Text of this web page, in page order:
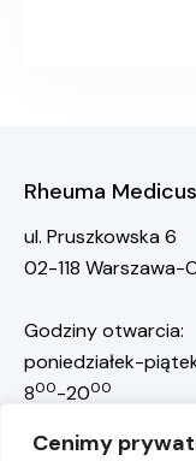
Cenimy
Rheuma Medicus
ul. Pruszkowska 6
02-118 Warszawa-
Godziny otwarcia:
poniedziałek-
800-2000